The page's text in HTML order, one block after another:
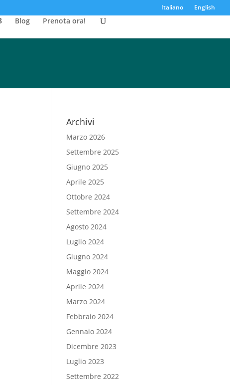
Italiano English
Blog Prenota ora!
Archivi
Marzo 2026
Settembre 2025
Giugno 2025
Aprile 2025
Ottobre 2024
Settembre 2024
Agosto 2024
Luglio 2024
Giugno 2024
Maggio 2024
Aprile 2024
Marzo 2024
Febbraio 2024
Gennaio 2024
Dicembre 2023
Luglio 2023
Settembre 2022